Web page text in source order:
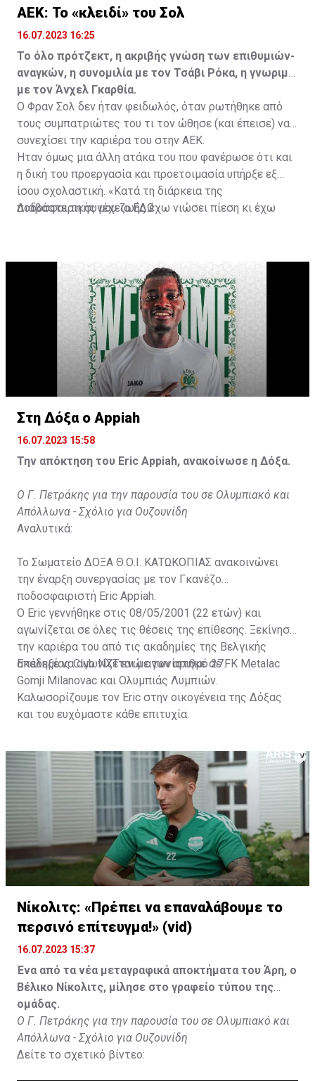
ΑΕΚ: Το «κλειδί» του Σολ
16.07.2023 16:25
Το όλο πρότζεκτ, η ακριβής γνώση των επιθυμιών-
αναγκών, η συνομιλία με τον Τσάβι Ρόκα, η γνωριμία
με τον Άνχελ Γκαρθία.
Ο Φραν Σολ δεν ήταν φειδωλός, όταν ρωτήθηκε από
τους συμπατριώτες του τι τον ώθησε (και έπεισε) να
συνεχίσει την καριέρα του στην ΑΕΚ.
Ήταν όμως μια άλλη ατάκα του που φανέρωσε ότι και
η δική του προεργασία και προετοιμασία υπήρξε εξ
ίσου σχολαστική. «Κατά τη διάρκεια της
ποδοσφαιρικής μου ζωής έχω νιώσει πίεση κι έχω
31χρονος άσος.
Διαβάστε τη συνέχειαΕΔΩ
Στη Δόξα ο Appiah
16.07.2023 15:58
Την απόκτηση του Eric Appiah, ανακοίνωσε η Δόξα.
Ο Γ. Πετράκης για την παρουσία του σε Ολυμπιακό και
Απόλλωνα - Σχόλιο για Ουζουνίδη
Αναλυτικά:
Το Σωματείο ΔΟΞΑ Θ.Ο.Ι. ΚΑΤΩΚΟΠΙΑΣ ανακοινώνει
την έναρξη συνεργασίας με τον Γκανέζο
ποδοσφαιριστή Eric Appiah.
Ο Eric γεννήθηκε στις 08/05/2001 (22 ετών) και
αγωνίζεται σε όλες τις θέσεις της επίθεσης. Ξεκίνησε
την καριέρα του από τις ακαδημίες της Βελγικής
ακαδημίας Club NXT ενώ αγωνίστηκε σε FK Metalac
Gornji Milanovac και Ολυμπιάς Λυμπιών.
Επέλεξε να αγωνίζεται με τον αριθμό 27.
Καλωσορίζουμε τον Eric στην οικογένεια της Δόξας
και του ευχόμαστε κάθε επιτυχία.
Νίκολιτς: «Πρέπει να επαναλάβουμε το
περσινό επίτευγμα!» (vid)
16.07.2023 15:37
Ένα από τα νέα μεταγραφικά αποκτήματα του Άρη, ο
Βέλικο Νίκολιτς, μίλησε στο γραφείο τύπου της
ομάδας.
Ο Γ. Πετράκης για την παρουσία του σε Ολυμπιακό και
Απόλλωνα - Σχόλιο για Ουζουνίδη
Δείτε το σχετικό βίντεο: